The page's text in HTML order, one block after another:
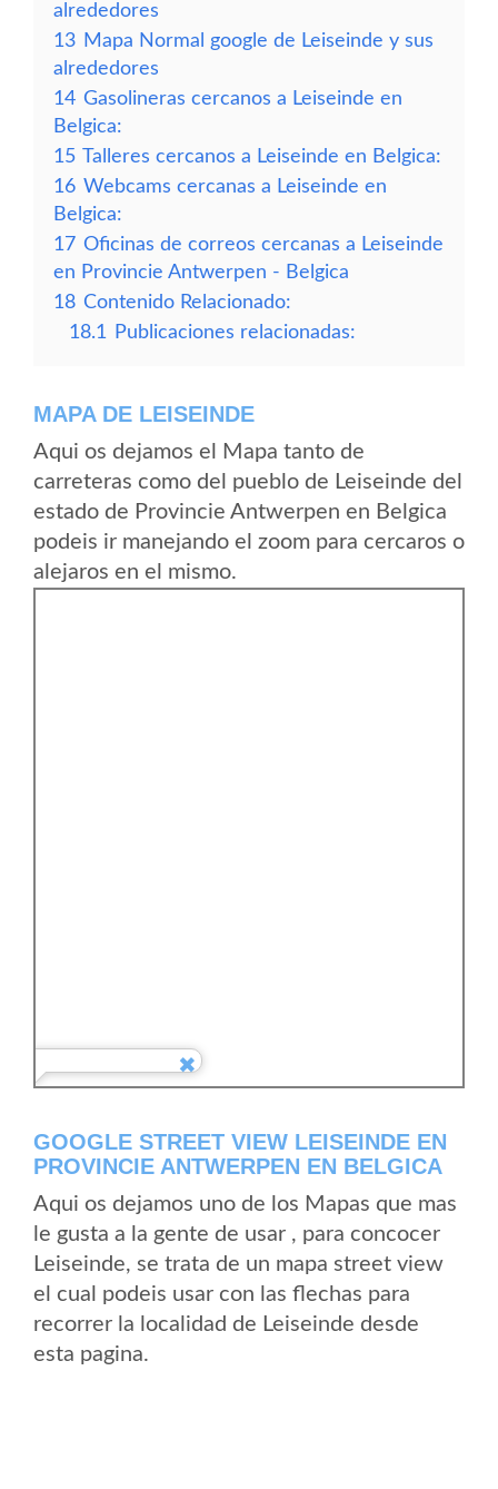
alrededores
13 Mapa Normal google de Leiseinde y sus
alrededores
14 Gasolineras cercanos a Leiseinde en
Belgica:
15 Talleres cercanos a Leiseinde en Belgica:
16 Webcams cercanas a Leiseinde en
Belgica:
17 Oficinas de correos cercanas a Leiseinde
en Provincie Antwerpen - Belgica
18 Contenido Relacionado:
18.1
Publicaciones relacionadas:
MAPA DE LEISEINDE
Aqui os dejamos el Mapa tanto de
carreteras como del pueblo de Leiseinde del
estado de Provincie Antwerpen en Belgica
podeis ir manejando el zoom para cercaros o
alejaros en el mismo.
GOOGLE STREET VIEW LEISEINDE EN
PROVINCIE ANTWERPEN EN BELGICA
Aqui os dejamos uno de los Mapas que mas
le gusta a la gente de usar , para concocer
Leiseinde, se trata de un mapa street view
el cual podeis usar con las flechas para
recorrer la localidad de Leiseinde desde
esta pagina.